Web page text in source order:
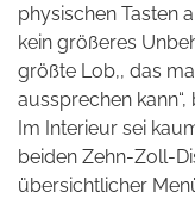
physischen Tasten
kein größeres
größte Lob,, das
aussprechen
Im Interieur sei
beiden Zehn-Zoll-
übersichtlicher